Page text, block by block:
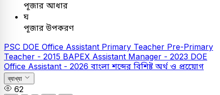
পূজার আধার
ঘ
পূজার উপকরণ
PSC DOE Office Assistant Primary Teacher Pre-Primary
Teacher - 2015 BAPEX Assistant Manager - 2023 DOE
Office Assistant - 2026 বাংলাশব্দের বিশিষ্ট অর্থ ও প্রয়োেগ
ব্যাখ্যা
62